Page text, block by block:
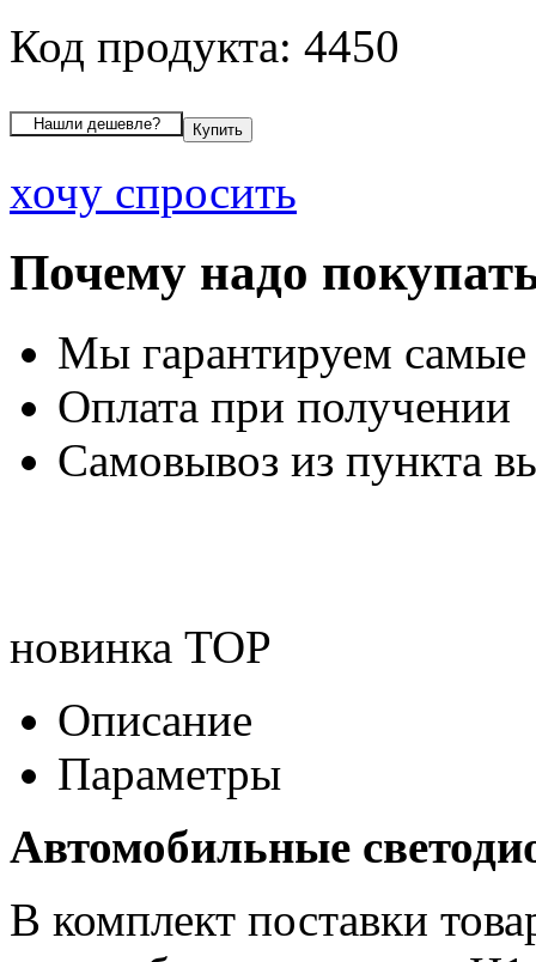
Код продукта: 4450
хочу спросить
Почему надо
Мы гарантируем
Оплата при получении
Самовывоз из пункта
новинка TOP
Описание
Параметры
Автомобильные
В комплект поставки